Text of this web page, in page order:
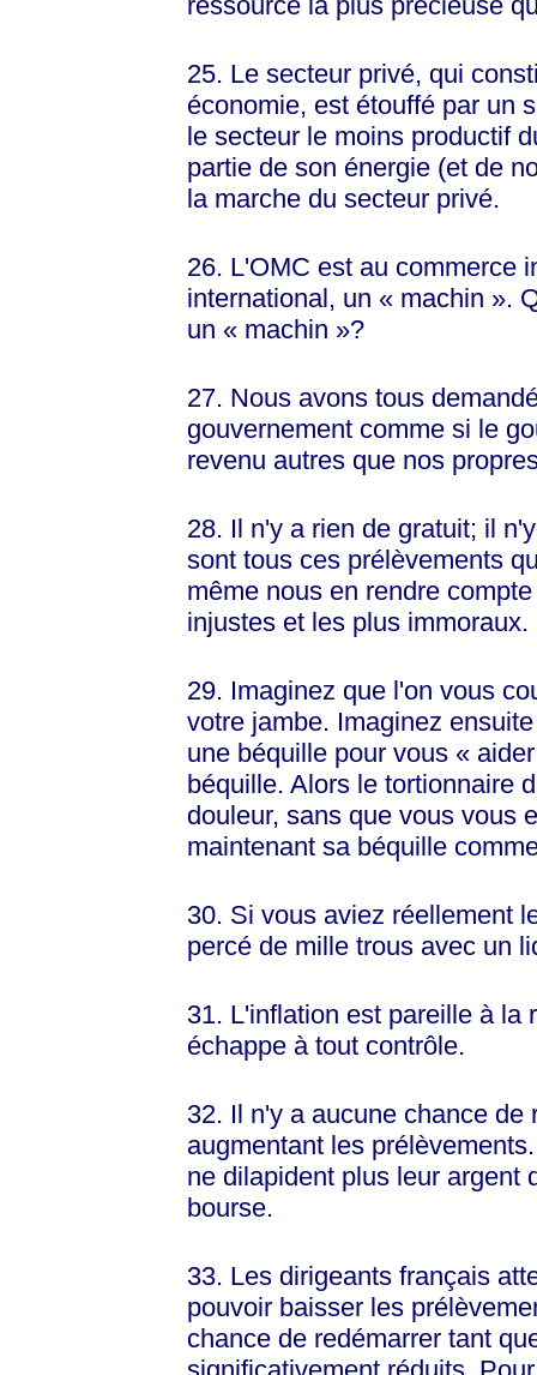
25. Le secteur privé, qui
économie, est étouffé par un
le secteur le moins productif
partie de son énergie (et de
la marche du secteur privé.
26. L'OMC est au commerce
international, un « machin ».
un « machin »?
27. Nous avons tous
gouvernement comme si le
revenu autres que nos
28. Il n'y a rien de gratuit; il
sont tous ces prélèvements
même nous en rendre
injustes et les plus immoraux.
29. Imaginez que l'on vous
votre jambe. Imaginez
une béquille pour vous «
béquille. Alors le tortionnaire
douleur, sans que vous vous
maintenant sa béquille
30. Si vous aviez réellement
percé de mille trous avec un
31. L'inflation est pareille à la
échappe à tout contrôle.
32. Il n'y a aucune chance
augmentant les
ne dilapident plus leur argent
bourse.
33. Les dirigeants français
pouvoir baisser les
chance de redémarrer tant